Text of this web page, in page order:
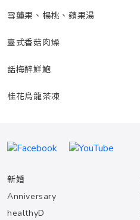
雪蓮果、楊桃、蘋果湯
臺式香菇肉燥
話梅醉鮮鮑
桂花烏龍茶凍
新婚
Anniversary
healthyD